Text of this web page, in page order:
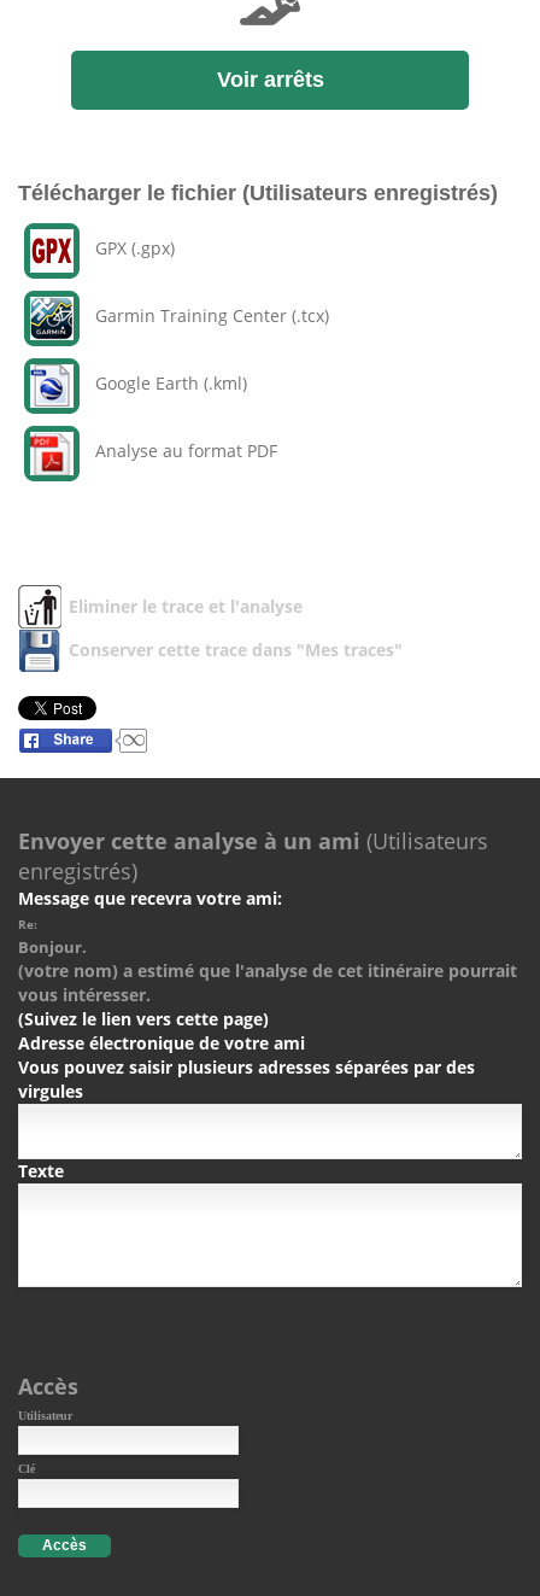
Voir arrêts
Télécharger le fichier (Utilisateurs enregistrés)
GPX (.gpx)
Garmin Training Center (.tcx)
Google Earth (.kml)
Analyse au format PDF
Eliminer le trace et l'analyse
Conserver cette trace dans "Mes traces"
Envoyer cette analyse à un ami (Utilisateurs
enregistrés)
Message que recevra votre ami:
Re:
Bonjour.
(votre nom) a estimé que l'analyse de cet itinéraire pourrait
vous intéresser.
(Suivez le lien vers cette page)
Adresse électronique de votre ami
Vous pouvez saisir plusieurs adresses séparées par des
virgules
Texte
Accès
Utilisateur
Clé
Accès